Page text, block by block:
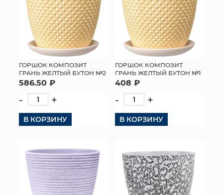
ГОРШОК КОМПОЗИТ
ГРАНЬ ЖЕЛТЫЙ БУТОН №2
586.50 ₽
- +
В КОРЗИНУ
ГОРШОК КОМПОЗИТ
ГРАНЬ ЖЕЛТЫЙ БУТОН №1
408 ₽
- +
В КОРЗИНУ